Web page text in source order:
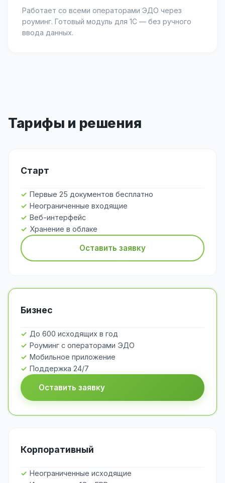
Работает со всеми операторами ЭДО через
роуминг. Готовый модуль для 1С — без ручного
ввода данных.
Тарифы и решения
Старт
Первые 25 документов бесплатно
Неограниченные входящие
Веб-интерфейс
Хранение в облаке
Оставить заявку
Бизнес
До 600 исходящих в год
Роуминг с операторами ЭДО
Мобильное приложение
Поддержка 24/7
Оставить заявку
Корпоративный
Неограниченные исходящие